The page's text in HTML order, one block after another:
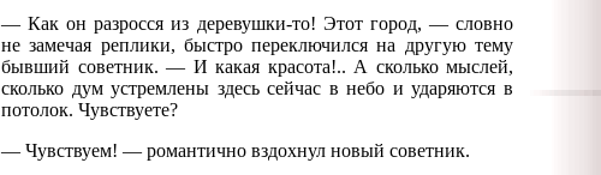
— Как он разросся из деревушки-то! Этот город, — словно
не замечая реплики, быстро переключился на другую тему
бывший советник. — И какая красота!.. А сколько мыслей,
сколько дум устремлены здесь сейчас в небо и ударяются в
потолок. Чувствуете?
— Чувствуем! — романтично вздохнул новый советник.